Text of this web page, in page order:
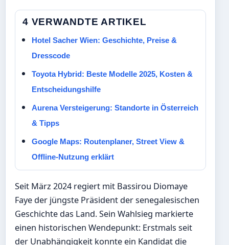
4 VERWANDTE ARTIKEL
Hotel Sacher Wien: Geschichte, Preise &
Dresscode
Toyota Hybrid: Beste Modelle 2025, Kosten &
Entscheidungshilfe
Aurena Versteigerung: Standorte in Österreich
& Tipps
Google Maps: Routenplaner, Street View &
Offline-Nutzung erklärt
Seit März 2024 regiert mit Bassirou Diomaye
Faye der jüngste Präsident der senegalesischen
Geschichte das Land. Sein Wahlsieg markierte
einen historischen Wendepunkt: Erstmals seit
der Unabhängigkeit konnte ein Kandidat die